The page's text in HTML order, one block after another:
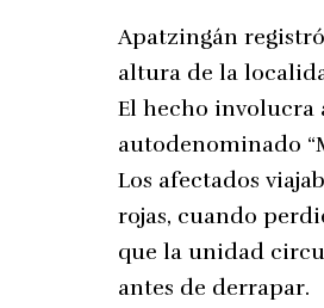
Apatzingán
altura de la
El hecho involucra
autodenominado
Los afectados
rojas, cuando
que la unidad
antes de derrapar.